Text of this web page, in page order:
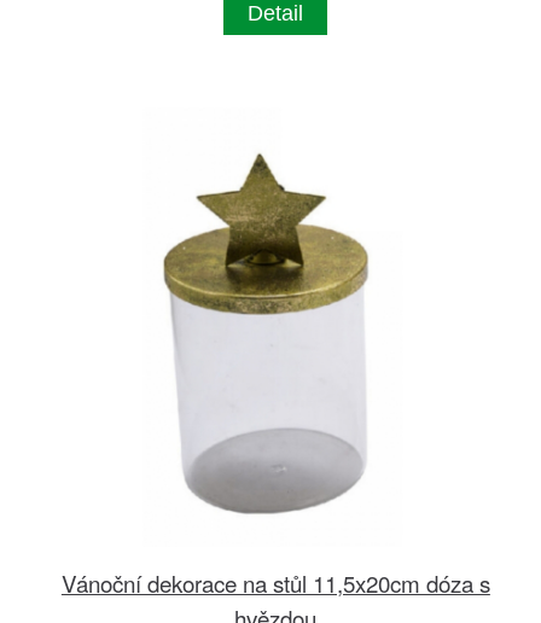
Detail
Vánoční dekorace na stůl 11,5x20cm dóza s